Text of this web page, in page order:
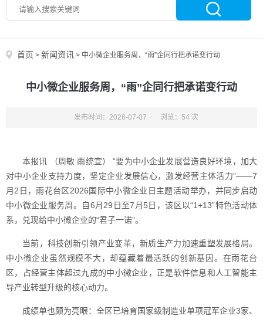
首页 > 新闻资讯 > 中小微企业服务周，“雨”企同行把承诺变行动
中小微企业服务周，“雨”企同行把承诺变行动
发布时间：2026-07-07 浏览：54 次
本报讯 （周敏 雨统宣） “要为中小企业发展营造良好环境，加大
对中小企业支持力度，坚定企业发展信心，激发经营主体活力”——7
月2日，雨花台区2026国际中小微企业日主题活动举办，并同步启动
中小微企业服务周。自6月29日至7月5日，该区以“1+13”特色活动体
系，兑现给中小微企业的“君子一诺”。
当前，科技创新引领产业变革，新质生产力加速重塑发展格局。
中小微企业虽然规模不大，却蕴藏着最活跃的创新基因。在雨花台
区，占经营主体超过九成的中小微企业，正是软件信息和人工智能主
导产业转型升级的核心动力。
成绩单也颇为亮眼：全区已培育国家级制造业单项冠军企业3家、